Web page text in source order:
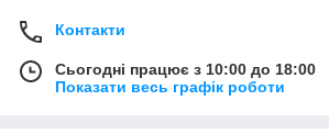
Контакти
Сьогодні працює з 10:00 до 18:00
Показати весь графік роботи